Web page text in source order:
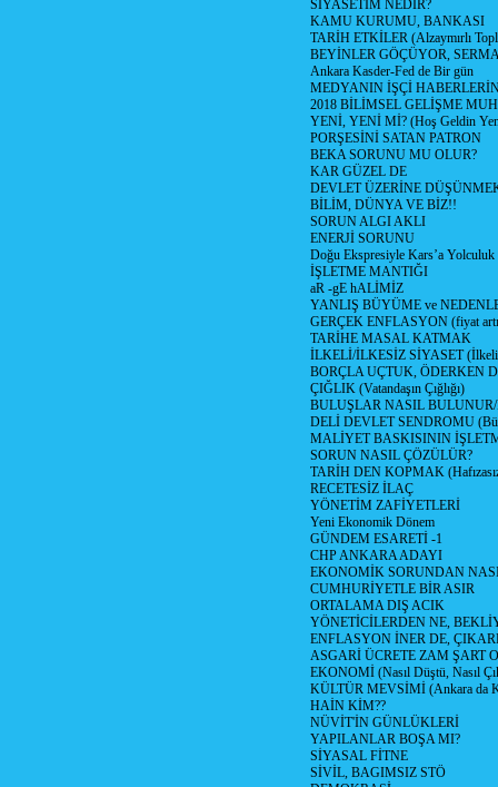
SİYASETİM NEDİR?
KAMU KURUMU, BANKASI
TARİH ETKİLER (Alzaymırlı
BEYİNLER GÖÇÜYOR,
Ankara Kasder-Fed de Bir gün
MEDYANIN İŞÇİ
2018 BİLİMSEL GELİŞME
YENİ, YENİ Mİ? (Hoş Geldin
PORŞESİNİ SATAN PATRON
BEKA SORUNU MU OLUR?
KAR GÜZEL DE
DEVLET ÜZERİNE
BİLİM, DÜNYA VE BİZ!!
SORUN ALGI AKLI
ENERJİ SORUNU
Doğu Ekspresiyle Kars’a Yolculuk
İŞLETME MANTIĞI
aR -gE hALİMİZ
YANLIŞ BÜYÜME ve
GERÇEK ENFLASYON (fiyat
TARİHE MASAL KATMAK
İLKELİ/İLKESİZ SİYASET
BORÇLA UÇTUK, ÖDERKEN
ÇIĞLIK (Vatandaşın Çığlığı)
BULUŞLAR NASIL
DELİ DEVLET SENDROMU
MALİYET BASKISININ
SORUN NASIL ÇÖZÜLÜR?
TARİH DEN KOPMAK
RECETESİZ İLAÇ
YÖNETİM ZAFİYETLERİ
Yeni Ekonomik Dönem
GÜNDEM ESARETİ -1
CHP ANKARA ADAYI
EKONOMİK SORUNDAN
CUMHURİYETLE BİR ASIR
ORTALAMA DIŞ ACIK
YÖNETİCİLERDEN NE,
ENFLASYON İNER DE,
ASGARİ ÜCRETE ZAM ŞART
EKONOMİ (Nasıl Düştü, Nasıl
KÜLTÜR MEVSİMİ (Ankara da
HAİN KİM??
NÜVİT'İN GÜNLÜKLERİ
YAPILANLAR BOŞA MI?
SİYASAL FİTNE
SİVİL, BAGIMSIZ STÖ